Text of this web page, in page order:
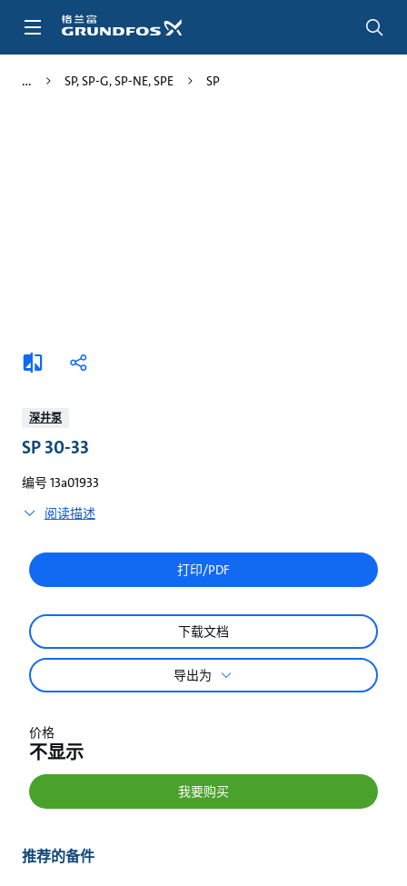
SP, SP-G, SP-NE, SPE SP
添
加
较
分
深井泵
SP 30-33
编号 13a01933
阅读描述
打印/PDF
下载文档
导出为
价格
不显示
我要购买
推荐的备件